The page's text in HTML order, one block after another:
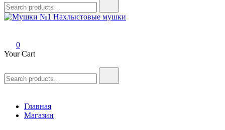
for:
0
Your Cart
for:
Главная
Магазин